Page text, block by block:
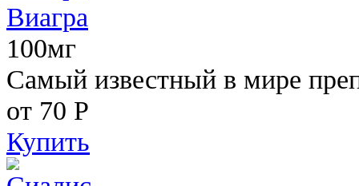
Виагра
100мг
Самый известный в мире
от 70 Р
Купить